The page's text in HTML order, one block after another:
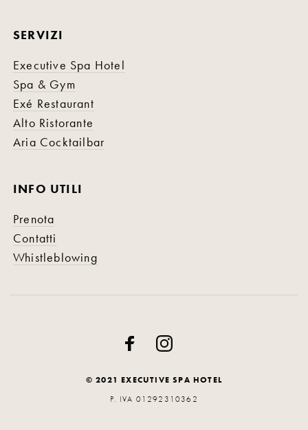
SERVIZI
Executive Spa Hotel
Spa & Gym
Exé Restaurant
Alto Ristorante
Aria Cocktailbar
INFO UTILI
Prenota
Contatti
Whistleblowing
© 2021 EXECUTIVE SPA HOTEL
P. IVA 01292310362